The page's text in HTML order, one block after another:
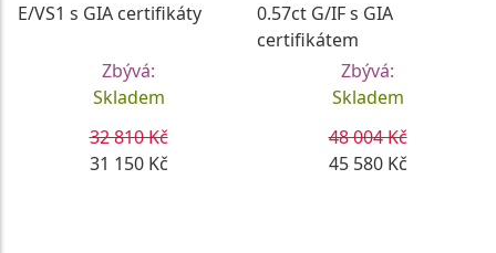
E/VS1 s GIA certifikáty
Zbývá:
Skladem
32 810 Kč
31 150 Kč
0.57ct G/IF s GIA
certifikátem
Zbývá:
Skladem
48 004 Kč
45 580 Kč